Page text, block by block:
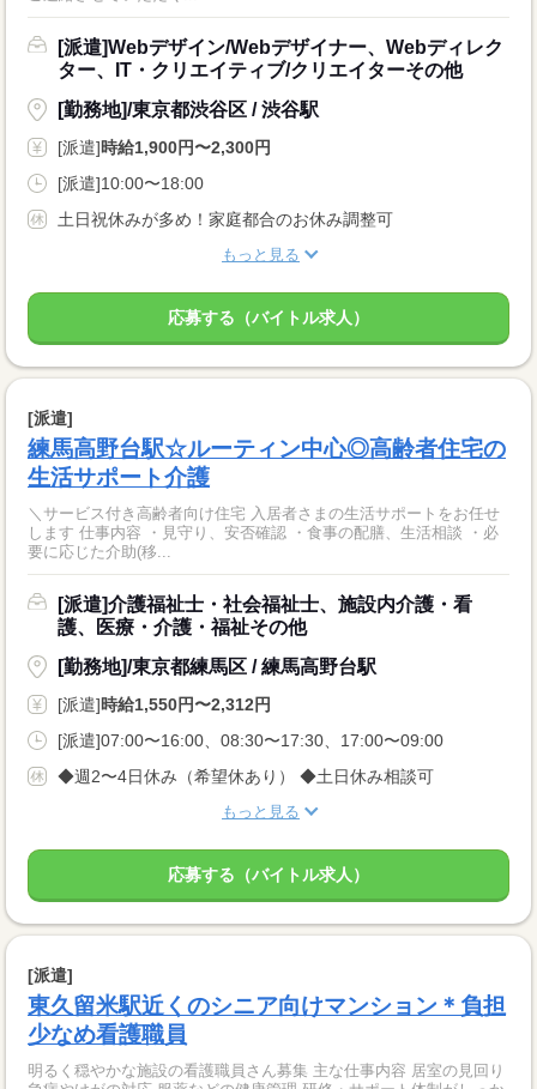
[派遣]Webデザイン/Webデザイナー、Webディレク
ター、IT・クリエイティブ/クリエイターその他
[勤務地]/東京都渋谷区 / 渋谷駅
[派遣]時給1,900円〜2,300円
[派遣]10:00〜18:00
土日祝休みが多め！家庭都合のお休み調整可
もっと見る
応募する（バイトル求人）
[派遣]
練馬高野台駅☆ルーティン中心◎高齢者住宅の
生活サポート介護
＼サービス付き高齢者向け住宅 入居者さまの生活サポートをお任せ
します 仕事内容 ・見守り、安否確認 ・食事の配膳、生活相談 ・必
要に応じた介助(移...
[派遣]介護福祉士・社会福祉士、施設内介護・看
護、医療・介護・福祉その他
[勤務地]/東京都練馬区 / 練馬高野台駅
[派遣]時給1,550円〜2,312円
[派遣]07:00〜16:00、08:30〜17:30、17:00〜09:00
◆週2〜4日休み（希望休あり） ◆土日休み相談可
もっと見る
応募する（バイトル求人）
[派遣]
東久留米駅近くのシニア向けマンション＊負担
少なめ看護職員
明るく穏やかな施設の看護職員さん募集 主な仕事内容 居室の見回り